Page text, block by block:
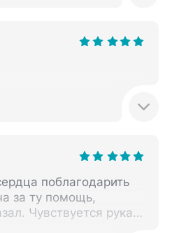
поблагодарить
за ту помощь,
Чувствуется рука